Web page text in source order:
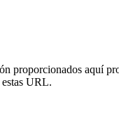
aquí
URL.